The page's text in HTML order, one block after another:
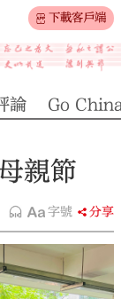
下載客戶端
論 Go
親節
字號 分享